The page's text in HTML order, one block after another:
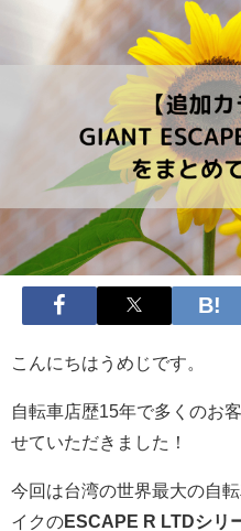
こんにちはうめじです。
自転車店歴15年で多くのお
せていただきました！
今回は台湾の世界最大の自
イクのESCAPE R LTDシリ